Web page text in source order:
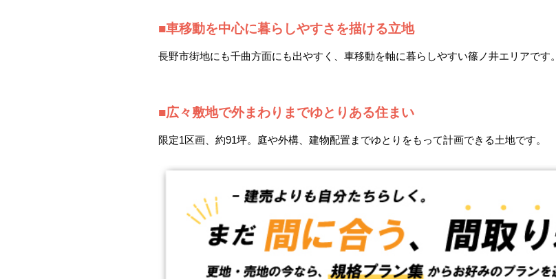
■車移動を中心に暮らしやすさを描ける立地
長野市街地にも千曲方面にも出やすく、車移動を軸に暮らしやすい篠ノ井エリアです。
■広々敷地で外まわりまでゆとりある住まい
限定1区画、約91坪。庭や外構、建物配置までゆとりをもって計画できる土地です。